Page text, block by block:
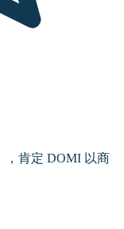
，肯定 DOMI 以商